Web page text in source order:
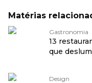
Matérias
Gastronomia
13
que
Design